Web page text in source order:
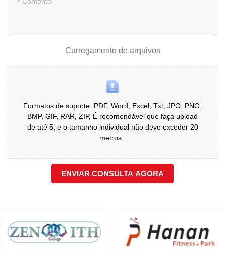
Carregamento de arquivos
Formatos de suporte: PDF, Word, Excel, Txt, JPG, PNG,
BMP, GIF, RAR, ZIP, É recomendável que faça upload
de até 5, e o tamanho individual não deve exceder 20
metros..
ENVIAR CONSULTA AGORA